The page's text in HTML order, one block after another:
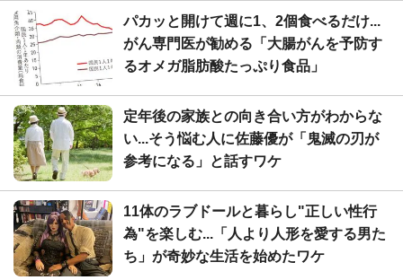
パカッと開けて週に1、2個食べるだけ...
がん専門医が勧める「大腸がんを予防す
るオメガ脂肪酸たっぷり食品」
定年後の家族との向き合い方がわからな
い...そう悩む人に佐藤優が「鬼滅の刃が
参考になる」と話すワケ
11体のラブドールと暮らし"正しい性行
為"を楽しむ...「人より人形を愛する男た
ち」が奇妙な生活を始めたワケ